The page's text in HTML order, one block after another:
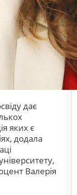
дає
яких є
додала
Валерія